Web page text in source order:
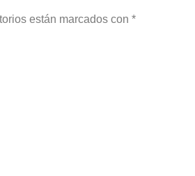
están marcados con *